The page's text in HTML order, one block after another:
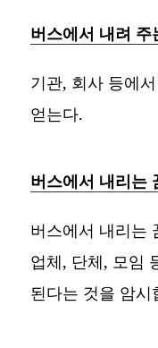
버스에서 내려
기관, 회사 등에
얻는다.
버스에서 내리는
버스에서 내리는
업체, 단체, 모임
된다는 것을 암시